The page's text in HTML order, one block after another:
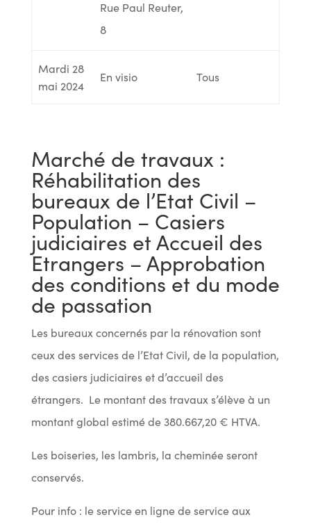
Rue Paul Reuter,
8
Mardi 28
mai 2024
En visio Tous
Marché de travaux :
Réhabilitation des
bureaux de l’Etat Civil –
Population – Casiers
judiciaires et Accueil des
Etrangers – Approbation
des conditions et du mode
de passation
Les bureaux concernés par la rénovation sont
ceux des services de l’Etat Civil, de la population,
des casiers judiciaires et d’accueil des
étrangers. Le montant des travaux s’élève à un
montant global estimé de 380.667,20 € HTVA.
Les boiseries, les lambris, la cheminée seront
conservés.
Pour info : le service en ligne de service aux